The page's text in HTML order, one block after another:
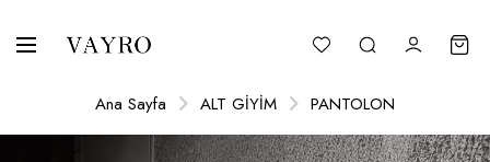
Ana Sayfa ALT GİYİM PANTOLON